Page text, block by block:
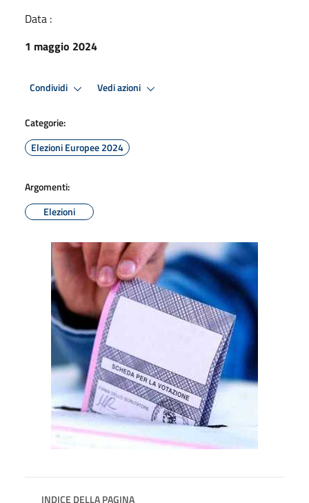
Data :
1 maggio 2024
Condividi Vedi azioni
Categorie:
Elezioni Europee 2024
Argomenti:
Elezioni
INDICE DELLA PAGINA